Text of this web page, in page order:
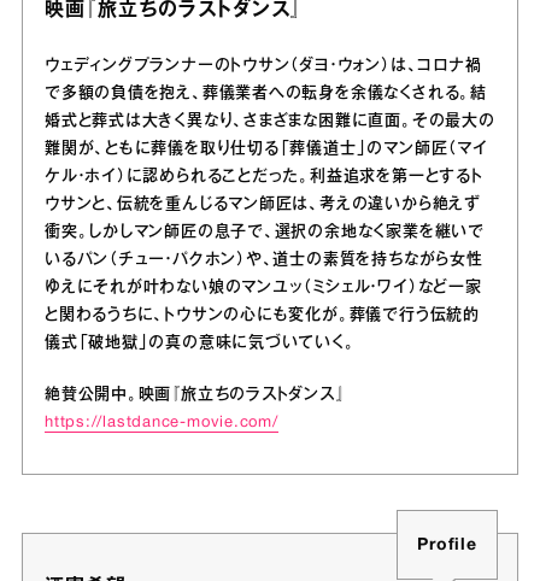
映画『旅立ちのラストダンス』
ウェディングプランナーのトウサン（ダヨ・ウォン）は、コロナ禍
で多額の負債を抱え、葬儀業者への転身を余儀なくされる。結
婚式と葬式は大きく異なり、さまざまな困難に直面。その最大の
難関が、ともに葬儀を取り仕切る「葬儀道士」のマン師匠（マイ
ケル・ホイ）に認められることだった。利益追求を第一とするト
ウサンと、伝統を重んじるマン師匠は、考えの違いから絶えず
衝突。しかしマン師匠の息子で、選択の余地なく家業を継いで
いるパン（チュー・パクホン）や、道士の素質を持ちながら女性
ゆえにそれが叶わない娘のマンユッ（ミシェル・ワイ）など一家
と関わるうちに、トウサンの心にも変化が。葬儀で行う伝統的
儀式「破地獄」の真の意味に気づいていく。
絶賛公開中。映画『旅立ちのラストダンス』
https://lastdance-movie.com/
Profile